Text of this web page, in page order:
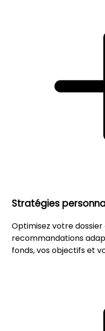
Stratégies
Optimisez votre dossier
recommandations
fonds, vos objectifs et